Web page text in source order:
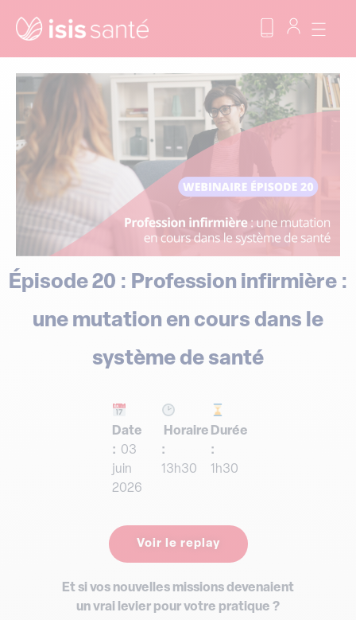
Épisode 20 : Profession infirmière :
une mutation en cours dans le
système de santé
Date
: 03
juin
2026
Horaire
:
13h30
Durée
:
1h30
Voir le replay
Et si vos nouvelles missions devenaient
un vrai levier pour votre pratique ?